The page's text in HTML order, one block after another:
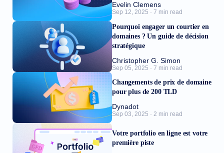
Evelin Clemens
Sep 12, 2025 · 7 min read
Pourquoi engager un courtier en
domaines ? Un guide de décision
stratégique
Christopher G. Simon
Sep 05, 2025 · 7 min read
Changements de prix de domaine
pour plus de 200 TLD
Dynadot
Sep 03, 2025 · 2 min read
Votre portfolio en ligne est votre
première piste